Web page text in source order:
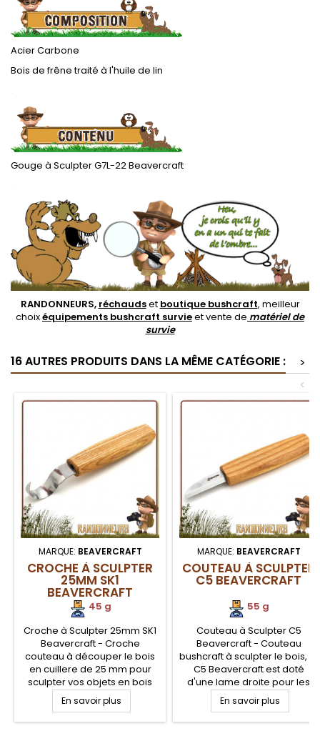
Acier Carbone
Bois de frêne traité à l'huile de lin
.
Gouge à Sculpter G7L-22 Beavercraft
.
RANDONNEURS, réchaudset boutique bushcraft, meilleur
choixéquipements bushcraft survieet vente de matériel de
survie
16 AUTRES PRODUITS DANS LA MÊME CATÉGORIE :
>
<
MARQUE: BEAVERCRAFT
CROCHE À SCULPTER
25MM SK1
BEAVERCRAFT
45 g
Croche à Sculpter 25mm SK1
Beavercraft - Croche
couteau à découper le bois
en cuillere de 25 mm pour
sculpter vos objets en bois
sur un bivouac bushcraft.
Modèle universel de couteau
à crochet indispensable pour
En savoir plus
MARQUE: BEAVERCRAFT
COUTEAU À SCULPTER
C5 BEAVERCRAFT
55 g
Couteau à Sculpter C5
Beavercraft - Couteau
bushcraft à sculpter le bois, le
C5 Beavercraft est doté
d'une lame droite pour les
enlèvements de matière
avec une pointe arrondie
durable en acier carbone.
En savoir plus